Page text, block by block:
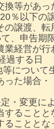
換等があっ
％以下の
の譲渡、転
て、申告期
業経営が行
過する日
等について
った場合・
定・変更に
することと
ることとな